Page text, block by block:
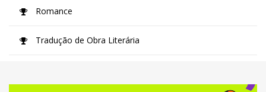
Romance
Tradução de Obra Literária